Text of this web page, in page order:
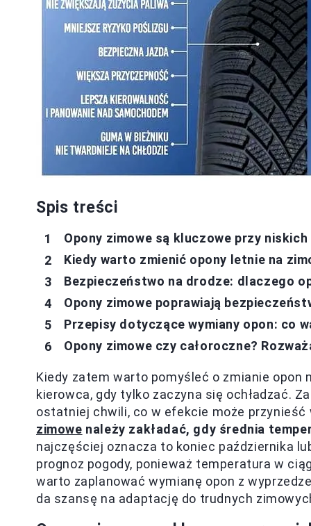
Spis treści
Opony zimowe są kluczowe przy
Kiedy warto zmienić opony letnie na
Bezpieczeństwo na drodze: dlaczego
Opony zimowe poprawiają
Przepisy dotyczące wymiany opon: co
Opony zimowe czy całoroczne?
Kiedy zatem warto pomyśleć o zmianie
kierowca, gdy tylko zaczyna się ochładzać.
ostatniej chwili, co w efekcie może
zimowe należy zakładać, gdy średnia
najczęściej oznacza to koniec października
prognoz pogody, ponieważ temperatura w
warto zaplanować wymianę opon z
da szansę na adaptację do trudnych